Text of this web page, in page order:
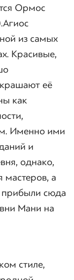
Ормос
из самых
Красивые,
её
как
Именно ими
и
однако,
мастеров, а
прибыли сюда
Мани на
стиле,